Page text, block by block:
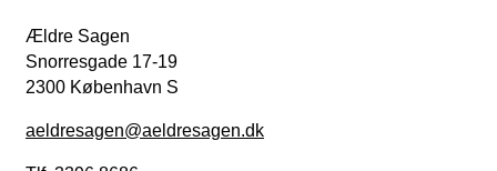
Ældre Sagen
Snorresgade 17-19
2300 København S
aeldresagen@aeldresagen.dk